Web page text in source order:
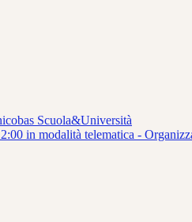
Scuola&Università
in modalità telematica -